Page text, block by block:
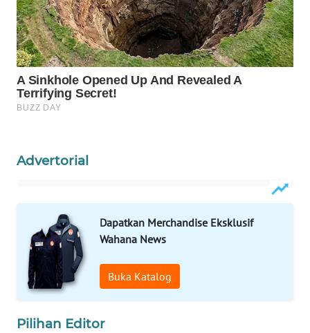
Advertorial
Dapatkan Merchandise Eksklusif
Wahana News
Buka Katalog
Pilihan Editor
WAHANA
TRAVEL
WAHANA
TV
WAHANANEWS
WAHANANEWS
NET
WAHANA
SPORT
UMKM